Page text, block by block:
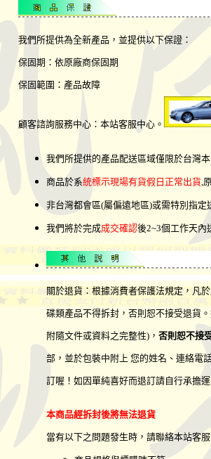
我們所提供為全新產品，並提供以下保證：
保固期：依原廠商保固期
保固範圍：產品故障
顧客諮詢服務中心：本站客服中心。
我們所提供的產品配送區域僅限於台灣
商品於系統標示現場有貨假日正常出貨,
非台灣都會區(屬偏遠地區)或需特別指
我們將於完成成交確認後2~3個工作天內
關於退貨：根據消費者保護法規定，凡
碟類產品不得拆封，否則恕不接受退貨
附隨文件或資料之完整性)， 否則恕不接
部，並於包裝中附上 您的姓名、連絡電
訂喔！如因單純喜好而退訂請自行承擔
本商品經拆封後將無法退貨
當有以下之問題發生時，請聯絡本站客